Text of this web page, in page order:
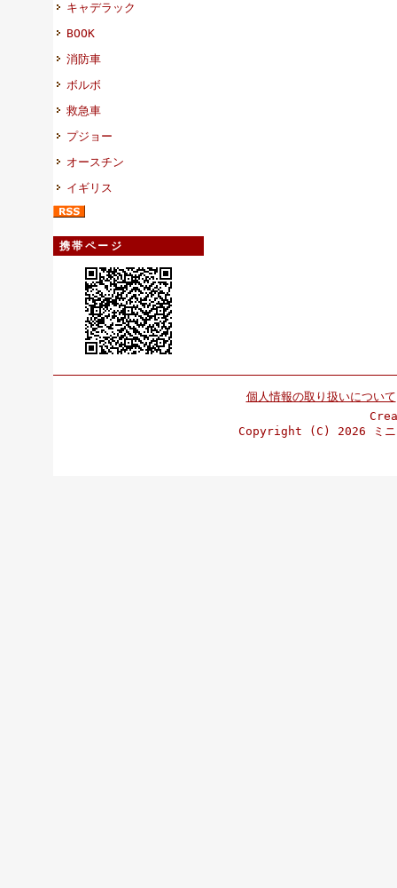
キャデラック
BOOK
消防車
ボルボ
救急車
プジョー
オースチン
イギリス
携帯ページ
個人情報の取り扱いについて
Copyright (C) 2026 ミ